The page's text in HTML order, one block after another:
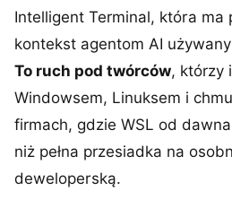
Intelligent Terminal, która ma
kontekst agentom AI
To ruch pod twórców, którzy
Windowsem, Linuksem i
firmach, gdzie WSL od
niż pełna przesiadka na
deweloperską.